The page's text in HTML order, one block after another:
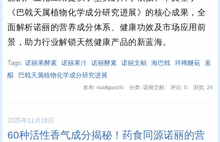
《巴戟天属植物化学成分研究进展》的核心成果，全
面解析诺丽的营养成分体系、健康功效及市场应用前
景，助力行业解锁天然健康产品的新蓝海。
Tags: 诺丽果酵素 诺丽果汁 诺丽酵素 诺丽文献 海巴戟 环稀醚萜
蒽
醌
巴戟天属植物化学成分研究进展
发布: nuoliguozhi 分类: 诺丽文献 评论: 0 浏览: 24
2025年11月18日
60种活性香气成分揭秘！药食同源诺丽的营